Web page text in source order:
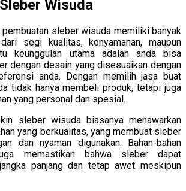
Wisuda
pembuatan sleber wisuda memiliki banyak
segi kualitas, kenyamanan, maupun
keunggulan utama adalah anda bisa
dengan desain yang disesuaikan dengan
anda. Dengan memilih jasa buat
tidak hanya membeli produk, tetapi juga
yang personal dan spesial.
sleber wisuda biasanya menawarkan
yang berkualitas, yang membuat sleber
dan nyaman digunakan. Bahan-bahan
memastikan bahwa sleber dapat
panjang dan tetap awet meskipun